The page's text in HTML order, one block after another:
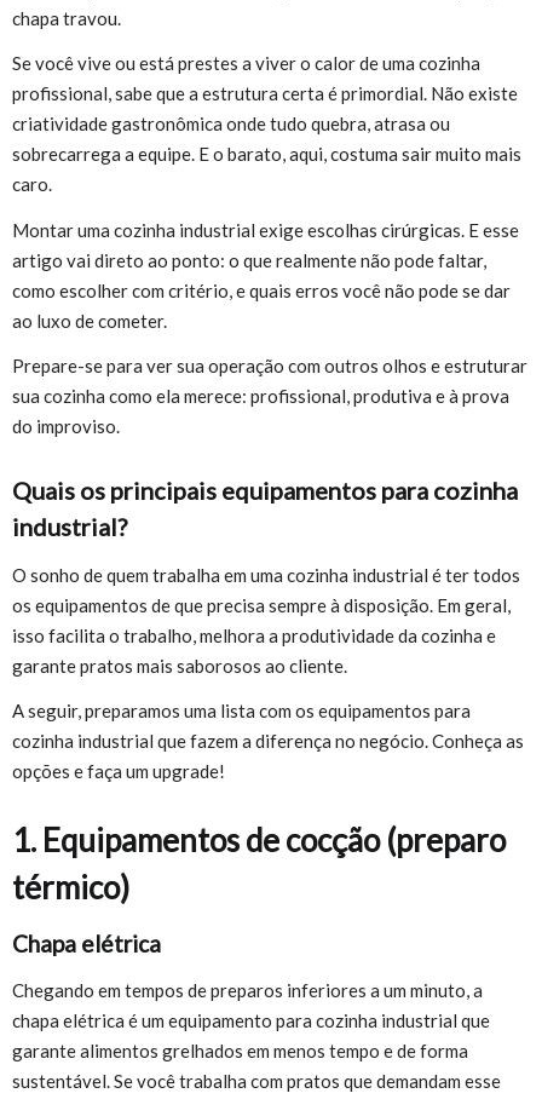
chapa travou.
Se você vive ou está prestes a viver o calor de uma cozinha
profissional, sabe que a estrutura certa é primordial. Não existe
criatividade gastronômica onde tudo quebra, atrasa ou
sobrecarrega a equipe. E o barato, aqui, costuma sair muito mais
caro.
Montar uma cozinha industrial exige escolhas cirúrgicas. E esse
artigo vai direto ao ponto: o que realmente não pode faltar,
como escolher com critério, e quais erros você não pode se dar
ao luxo de cometer.
Prepare-se para ver sua operação com outros olhos e estruturar
sua cozinha como ela merece: profissional, produtiva e à prova
do improviso.
Quais os principais equipamentos para cozinha
industrial?
O sonho de quem trabalha em uma cozinha industrial é ter todos
os equipamentos de que precisa sempre à disposição. Em geral,
isso facilita o trabalho, melhora a produtividade da cozinha e
garante pratos mais saborosos ao cliente.
A seguir, preparamos uma lista com os equipamentos para
cozinha industrial que fazem a diferença no negócio. Conheça as
opções e faça um upgrade!
1. Equipamentos de cocção (preparo
térmico)
Chapa elétrica
Chegando em tempos de preparos inferiores a um minuto, a
chapa elétrica é um equipamento para cozinha industrial que
garante alimentos grelhados em menos tempo e de forma
sustentável. Se você trabalha com pratos que demandam esse